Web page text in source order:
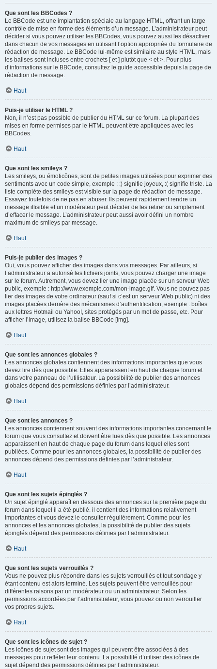
Que sont les BBCodes ?
Le BBCode est une implantation spéciale au langage HTML, offrant un large
contrôle de mise en forme des éléments d’un message. L’administrateur peut
décider si vous pouvez utiliser les BBCodes, vous pouvez aussi les désactiver
dans chacun de vos messages en utilisant l’option appropriée du formulaire de
rédaction de message. Le BBCode lui-même est similaire au style HTML, mais
les balises sont incluses entre crochets [ et ] plutôt que < et >. Pour plus
d’informations sur le BBCode, consultez le guide accessible depuis la page de
rédaction de message.
Haut
Puis-je utiliser le HTML ?
Non, il n’est pas possible de publier du HTML sur ce forum. La plupart des
mises en forme permises par le HTML peuvent être appliquées avec les
BBCodes.
Haut
Que sont les smileys ?
Les smileys, ou émoticônes, sont de petites images utilisées pour exprimer des
sentiments avec un code simple, exemple : :) signifie joyeux, :( signifie triste. La
liste complète des smileys est visible sur la page de rédaction de message.
Essayez toutefois de ne pas en abuser. Ils peuvent rapidement rendre un
message illisible et un modérateur peut décider de les retirer ou simplement
d’effacer le message. L’administrateur peut aussi avoir défini un nombre
maximum de smileys par message.
Haut
Puis-je publier des images ?
Oui, vous pouvez afficher des images dans vos messages. Par ailleurs, si
l’administrateur a autorisé les fichiers joints, vous pouvez charger une image
sur le forum. Autrement, vous devez lier une image placée sur un serveur Web
public, exemple : http://www.exemple.com/mon-image.gif. Vous ne pouvez pas
lier des images de votre ordinateur (sauf si c’est un serveur Web public) ni des
images placées derrière des mécanismes d’authentification, exemple : boîtes
aux lettres Hotmail ou Yahoo!, sites protégés par un mot de passe, etc. Pour
afficher l’image, utilisez la balise BBCode [img].
Haut
Que sont les annonces globales ?
Les annonces globales contiennent des informations importantes que vous
devez lire dès que possible. Elles apparaissent en haut de chaque forum et
dans votre panneau de l’utilisateur. La possibilité de publier des annonces
globales dépend des permissions définies par l’administrateur.
Haut
Que sont les annonces ?
Les annonces contiennent souvent des informations importantes concernant le
forum que vous consultez et doivent être lues dès que possible. Les annonces
apparaissent en haut de chaque page du forum dans lequel elles sont
publiées. Comme pour les annonces globales, la possibilité de publier des
annonces dépend des permissions définies par l’administrateur.
Haut
Que sont les sujets épinglés ?
Un sujet épinglé apparaît en dessous des annonces sur la première page du
forum dans lequel il a été publié. il contient des informations relativement
importantes et vous devez le consulter régulièrement. Comme pour les
annonces et les annonces globales, la possibilité de publier des sujets
épinglés dépend des permissions définies par l’administrateur.
Haut
Que sont les sujets verrouillés ?
Vous ne pouvez plus répondre dans les sujets verrouillés et tout sondage y
étant contenu est alors terminé. Les sujets peuvent être verrouillés pour
différentes raisons par un modérateur ou un administrateur. Selon les
permissions accordées par l’administrateur, vous pouvez ou non verrouiller
vos propres sujets.
Haut
Que sont les icônes de sujet ?
Les icônes de sujet sont des images qui peuvent être associées à des
messages pour refléter leur contenu. La possibilité d’utiliser des icônes de
sujet dépend des permissions définies par l’administrateur.